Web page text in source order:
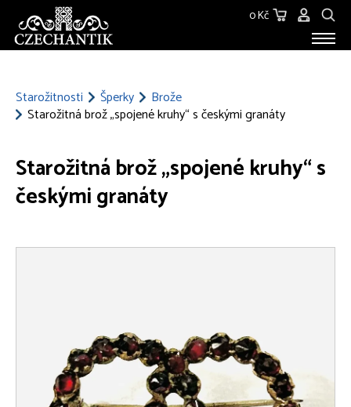
0 Kč
KONTAKT
Starožitnosti Šperky
Brože
Starožitná brož „spojené kruhy“ s českými granáty
Starožitná brož „spojené kruhy“ s
českými granáty